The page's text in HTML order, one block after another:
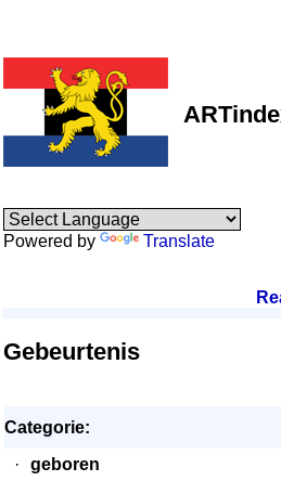
Powered by Translate
Gebeurtenis
Categorie:
·
geboren